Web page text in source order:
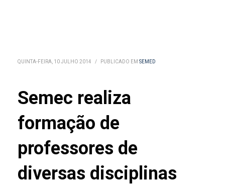
QUINTA-FEIRA, 10 JULHO 2014 / PUBLICADO EM SEMED
Semec realiza
formação de
professores de
diversas disciplinas